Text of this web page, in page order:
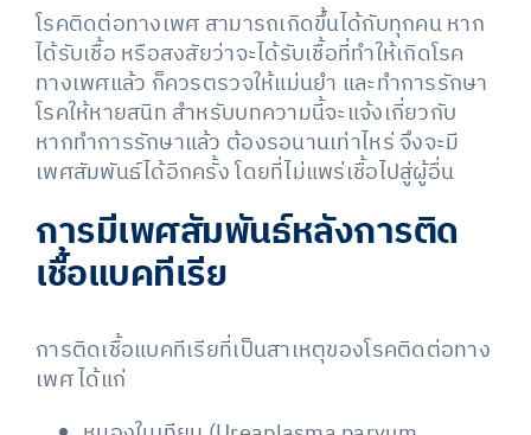
โรคติดต่อทางเพศ สามารถเกิดขึ้นได้กับทุกคน หาก
ได้รับเชื้อ หรือสงสัยว่าจะได้รับเชื้อที่ทำให้เกิดโรค
ทางเพศแล้ว ก็ควรตรวจให้แม่นยำ และทำการรักษา
โรคให้หายสนิท สำหรับบทความนี้จะแจ้งเกี่ยวกับ
หากทำการรักษาแล้ว ต้องรอนานเท่าไหร่ จึงจะมี
เพศสัมพันธ์ได้อีกครั้ง โดยที่ไม่แพร่เชื้อไปสู่ผู้อื่น
การมีเพศสัมพันธ์หลังการติด
เชื้อแบคทีเรีย
การติดเชื้อแบคทีเรียที่เป็นสาเหตุของโรคติดต่อทาง
เพศ ได้แก่